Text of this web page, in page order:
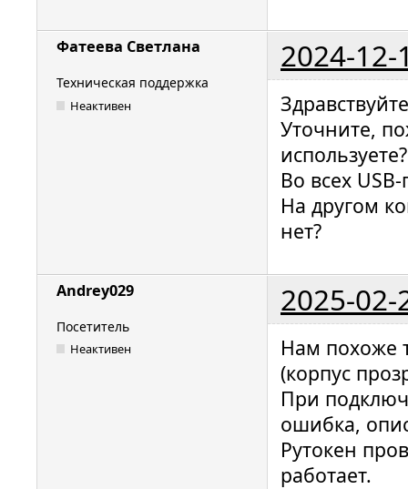
Фатеева Светлана 2024-12-
Техническая поддержка
Неактивен
Уточните,
используете?
Во всех
На другом
нет?
Andrey029 2025-02-
Посетитель
Неактивен
Нам похоже
(корпус
При
ошибка,
Рутокен
работает.